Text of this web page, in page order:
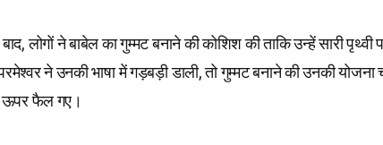
लोगों ने बाबेल का गुम्मट बनाने की कोशिश की ताकि उन्हें सारी पृथ्वी
ने उनकी भाषा में गड़बड़ी डाली, तो गुम्मट बनाने की उनकी योजना
ऊपर फैल गए।